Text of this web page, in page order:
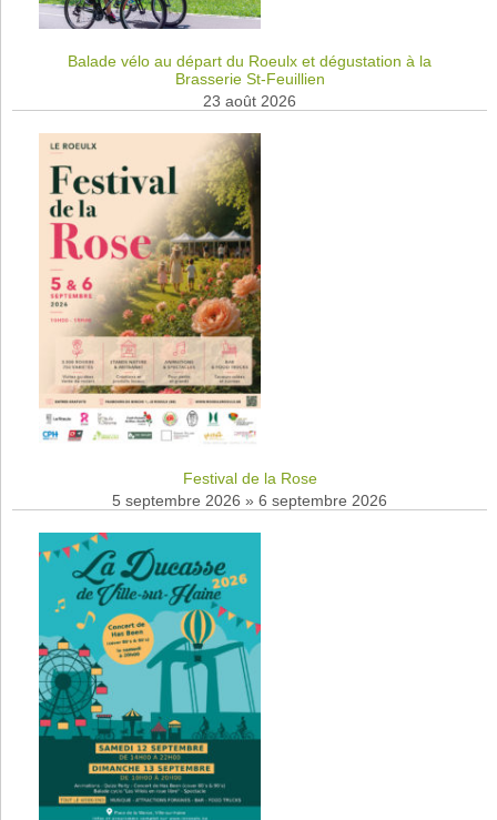
Balade vélo au départ du Roeulx et dégustation à la
Brasserie St-Feuillien
23 août 2026
Festival de la Rose
5 septembre 2026 » 6 septembre 2026